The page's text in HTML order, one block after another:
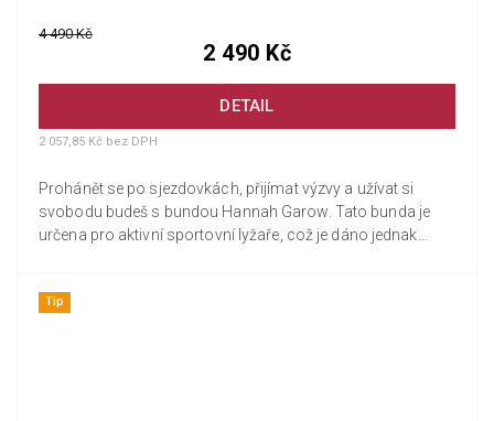
DETAIL
2 057,85 Kč bez DPH
4 490 Kč
2 490 Kč
Prohánět se po sjezdovkách, přijímat výzvy a užívat si
svobodu budeš s bundou Hannah Garow. Tato bunda je
určena pro aktivní sportovní lyžaře, což je dáno jednak
Tip